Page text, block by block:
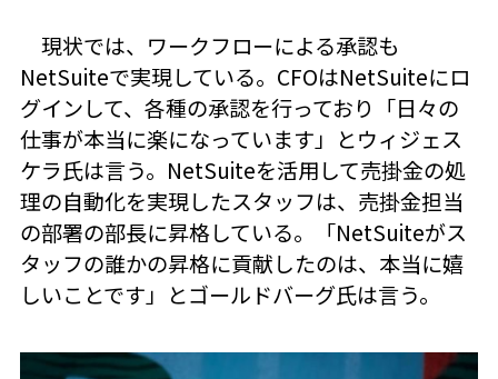
現状では、ワークフローによる承認も
NetSuiteで実現している。CFOはNetSuiteにロ
グインして、各種の承認を行っており「日々の
仕事が本当に楽になっています」とウィジェス
ケラ氏は言う。NetSuiteを活用して売掛金の処
理の自動化を実現したスタッフは、売掛金担当
の部署の部長に昇格している。「NetSuiteがス
タッフの誰かの昇格に貢献したのは、本当に嬉
しいことです」とゴールドバーグ氏は言う。